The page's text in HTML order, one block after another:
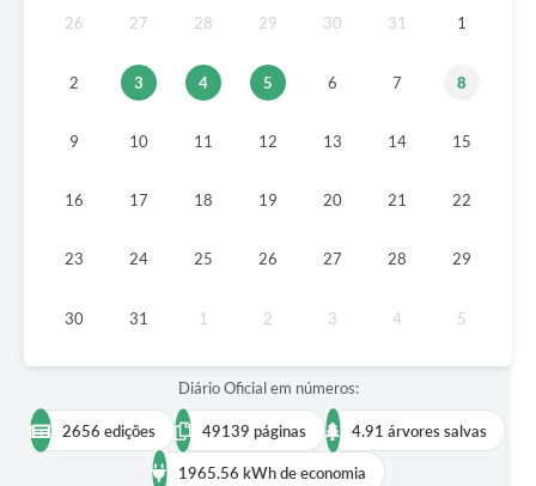
26 27 28 29 30 31 1
2 3 4 5 6 7 8
9 10 11 12 13 14 15
16 17 18 19 20 21 22
23 24 25 26 27 28 29
30 31 1 2 3 4 5
Diário Oficial em números:
2656 edições 49139 páginas 4.91 árvores salvas
1965.56 kWh de economia